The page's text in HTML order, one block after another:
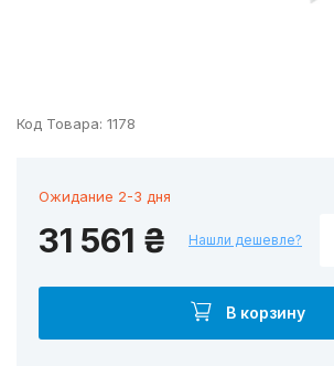
Код Товара: 1178
Ожидание 2-3 дня
31 561 ₴ Нашли дешевле?
В корзину